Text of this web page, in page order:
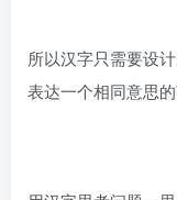
所以汉字只需要设
表达一个相同意思